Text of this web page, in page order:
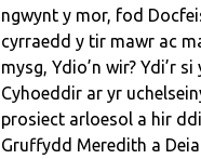
ngwynt y mor, fod
cyrraedd y tir mawr ac
mysg, Ydio’n wir? Ydi’r
Cyhoeddir ar yr
prosiect arloesol a hir
Gruffydd Meredith a